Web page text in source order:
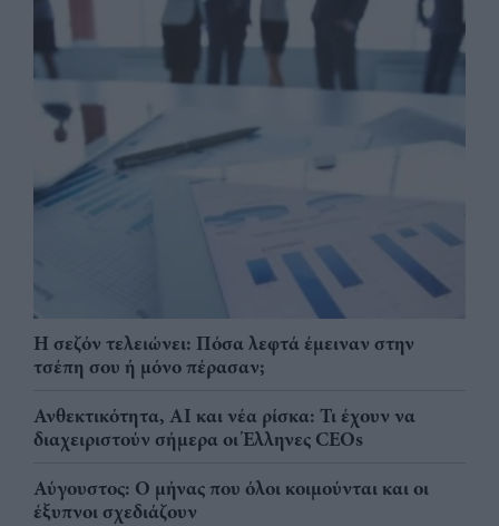
Η σεζόν τελειώνει: Πόσα λεφτά έμειναν στην
τσέπη σου ή μόνο πέρασαν;
Ανθεκτικότητα, AI και νέα ρίσκα: Τι έχουν να
διαχειριστούν σήμερα οι Έλληνες CEOs
Αύγουστος: Ο μήνας που όλοι κοιμούνται και οι
έξυπνοι σχεδιάζουν